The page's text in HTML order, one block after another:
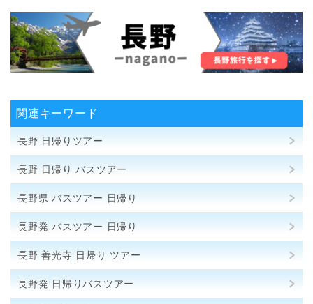
関連キーワード
長野 日帰りツアー
長野 日帰り バスツアー
長野県 バスツアー 日帰り
長野発 バスツアー 日帰り
長野 善光寺 日帰り ツアー
長野発 日帰りバスツアー